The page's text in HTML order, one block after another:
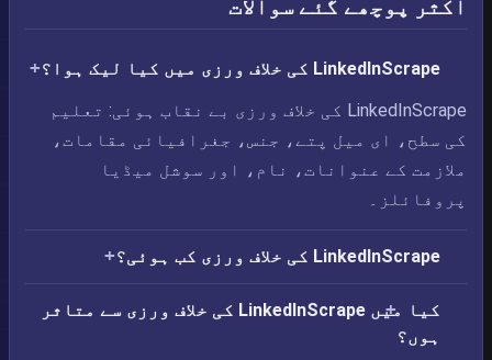
اکثر پوچھے گئے سوالات
LinkedInScrape کی خلاف ورزی میں کیا لیک ہوا؟
LinkedInScrape کی خلاف ورزی بے نقاب ہوئی: تعلیم
کی سطح، ای میل پتے، جنس، جغرافیائی مقامات،
ملازمت کے عنوانات، نام، اور سوشل میڈیا
پروفائلز۔
LinkedInScrape کی خلاف ورزی کب ہوئی؟
کیا میں LinkedInScrape کی خلاف ورزی سے متاثر
ہوں؟